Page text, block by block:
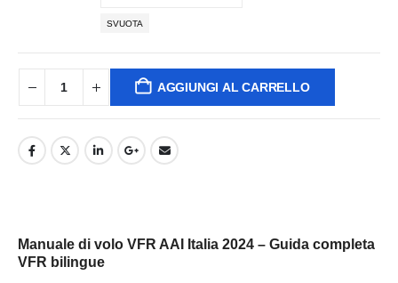
SVUOTA
AGGIUNGI AL CARRELLO
Manuale di volo VFR AAI Italia 2024 – Guida completa
VFR bilingue